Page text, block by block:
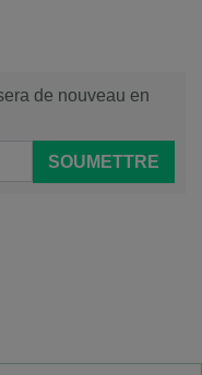
de nouveau en
SOUMETTRE